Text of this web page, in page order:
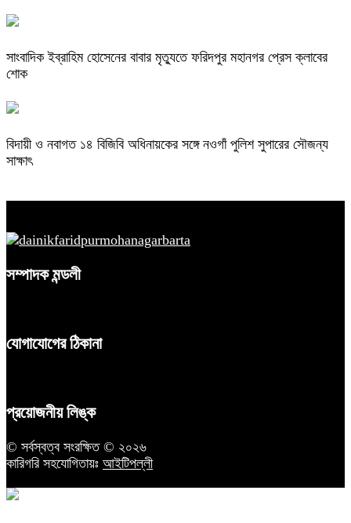
সাংবাদিক ইব্রাহিম হোসেনের বাবার মৃত্যুতে ফরিদপুর মহানগর প্রেস ক্লাবের
শোক
বিদায়ী ও নবাগত ১৪ বিজিবি অধিনায়কের সঙ্গে নওগাঁ পুলিশ সুপারের সৌজন্য
সাক্ষাৎ
সম্পাদক মন্ডলী
যোগাযোগের ঠিকানা
প্রয়োজনীয় লিঙ্ক
© সর্বস্বত্ব সংরক্ষিত © ২০২৬
কারিগরি সহযোগিতায়ঃ আইটিপল্লী